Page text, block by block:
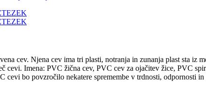
cev. Njena cev ima tri plasti, notranja in zunanja plast sta iz
cevi. Imena: PVC žična cev, PVC cev za ojačitev žice, PVC
cevi bo povzročilo nekatere spremembe v trdnosti,